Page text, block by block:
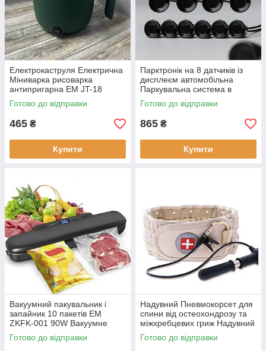
Електрокаструля Електрична
Міниварка рисоварка
антипригарна EM JT-18
600W суповарка з
пароваркою 18 см
Готово до відправки
465 ₴
Купити
Парктронік на 8 датчиків із
дисплеєм автомобільна
Паркувальна система в
передній і задній бампер
Готово до відправки
865 ₴
Купити
Вакуумний пакувальник і
запайник 10 пакетів EM
ZKFK-001 90W Вакуумне
паковання обладнання
Вакууматор ручний для
Готово до відправки
Надувний Пневмокорсет для
спини від остеохондрозу та
міжхребцевих гриж Надувний
корсет пояс для спини та
попереку
Готово до відправки